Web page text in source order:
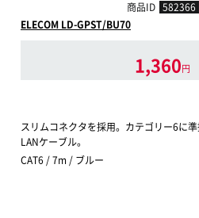
商品ID 582366
ELECOM LD-GPST/BU70
1,360円
スリムコネクタを採用。カテゴリー6に
LANケーブル。
CAT6 / 7m / ブルー